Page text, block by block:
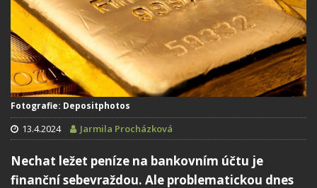
Fotografie: Depositphotos
13.4.2024 Jarmila Procházková
Nechat ležet peníze na bankovním účtu je
finanční sebevraždou. Ale problematickou dnes